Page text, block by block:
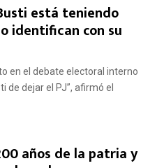
está teniendo
identifican con su
en el debate electoral interno
de dejar el PJ”, afirmó el
años de la patria y